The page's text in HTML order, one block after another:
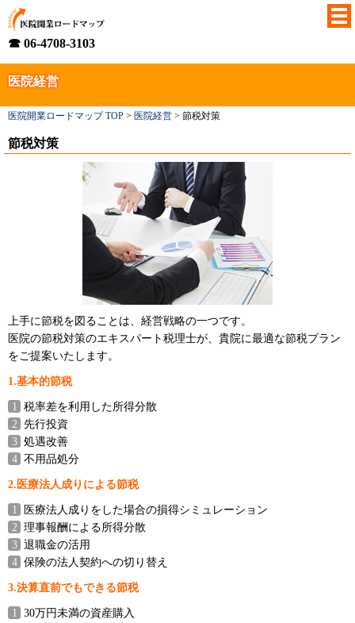
☎ 06-4708-3103
医院経営
医院開業ロードマップ TOP > 医院経営 > 節税対策
節税対策
上手に節税を図ることは、経営戦略の一つです。
医院の節税対策のエキスパート税理士が、貴院に最適な節税プラン
をご提案いたします。
1.基本的節税
税率差を利用した所得分散
先行投資
処遇改善
不用品処分
2.医療法人成りによる節税
医療法人成りをした場合の損得シミュレーション
理事報酬による所得分散
退職金の活用
保険の法人契約への切り替え
3.決算直前でもできる節税
30万円未満の資産購入